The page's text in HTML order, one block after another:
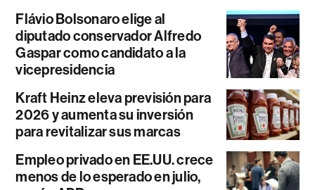
Flávio Bolsonaro elige al
diputado conservador Alfredo
Gaspar como candidato a la
vicepresidencia
Kraft Heinz eleva previsión para
2026 y aumenta su inversión
para revitalizar sus marcas
Empleo privado en EE.UU. crece
menos de lo esperado en julio,